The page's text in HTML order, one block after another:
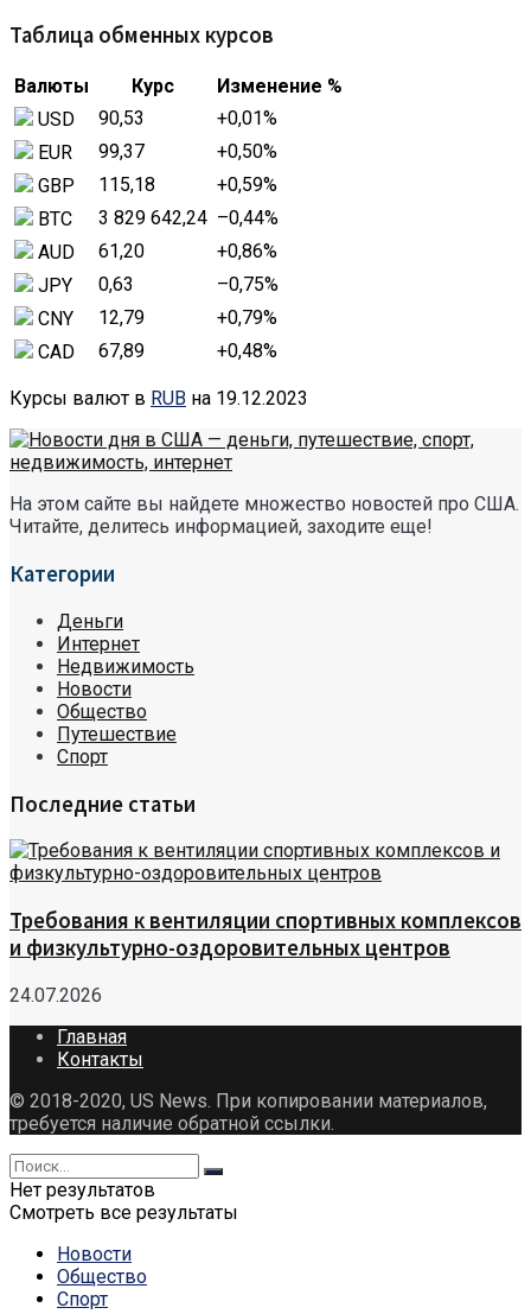
Таблица обменных курсов
Валюты Курс
Изменение %
USD
90,53 +0,01%
EUR
99,37 +0,50%
GBP
115,18 +0,59%
BTC
3 829 642,24 –0,44%
AUD
61,20 +0,86%
JPY
0,63 –0,75%
CNY
12,79 +0,79%
CAD
67,89 +0,48%
Курсы валют в RUB на 19.12.2023
На этом сайте вы найдете множество новостей про США.
Читайте, делитесь информацией, заходите еще!
Категории
Деньги
Интернет
Недвижимость
Новости
Общество
Путешествие
Спорт
Последние статьи
Требования к вентиляции спортивных комплексов
и физкультурно-оздоровительных центров
24.07.2026
Главная
Контакты
© 2018-2020, US News. При копировании материалов,
требуется наличие обратной ссылки.
Нет результатов
Смотреть все результаты
Новости
Общество
Спорт